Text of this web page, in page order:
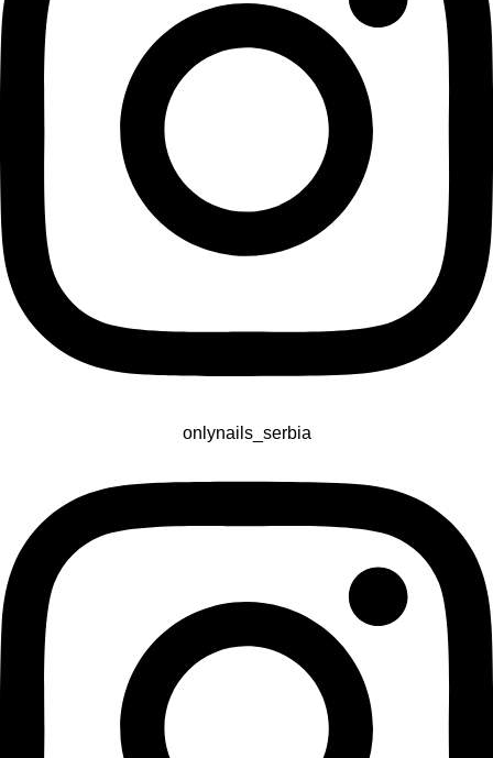
onlynails_serbia